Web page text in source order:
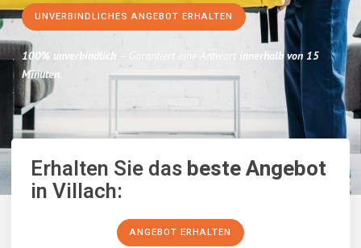
UNVERBINDLICHES ANGEBOT ERHALTEN
100% unverbindlich – Garantiert eine Antwort innerhalb von 15
Minuten.
Erhalten Sie dasbeste Angebot
in Villach:
ANGEBOT ERHALTEN